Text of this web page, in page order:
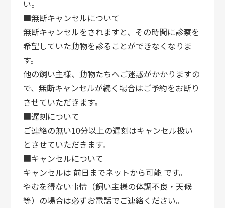
い。
■無断キャンセルについて
無断キャンセルをされますと、その時間に診察を
希望していた動物を診ることができなくなりま
す。
他の飼い主様、動物たちへご迷惑がかかりますの
で、無断キャンセルが続く場合はご予約をお断り
させていただきます。
■遅刻について
ご連絡の無い10分以上の遅刻はキャンセル扱い
とさせていただきます。
■キャンセルについて
キャンセルは 前日までネットから可能 です。
やむを得ない事情（飼い主様の体調不良・天候
等）の場合は必ずお電話でご連絡ください。